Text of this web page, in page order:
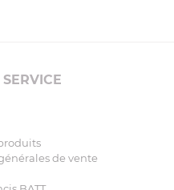
de vente